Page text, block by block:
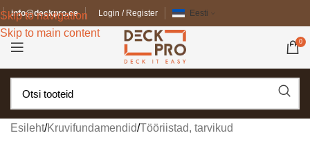
Skip to navigation
Skip to main content
info@deckpro.ee Login / Register Eesti
0
Esileht/Kruvifundamendid/Tööriistad, tarvikud